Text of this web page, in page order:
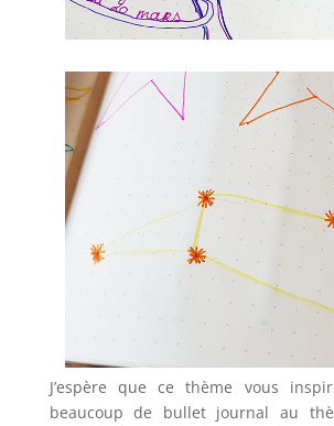
J’espère que ce thème vous
beaucoup de bullet journal au